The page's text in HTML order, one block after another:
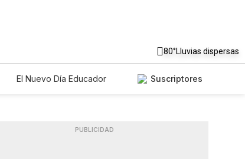
80°Lluvias dispersas
El Nuevo Día Educador
Suscriptores
PUBLICIDAD